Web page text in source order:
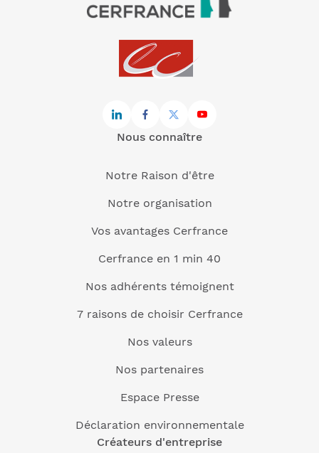
Nous connaître
Notre Raison d'être
Notre organisation
Vos avantages Cerfrance
Cerfrance en 1 min 40
Nos adhérents témoignent
7 raisons de choisir Cerfrance
Nos valeurs
Nos partenaires
Espace Presse
Déclaration environnementale
Créateurs d'entreprise